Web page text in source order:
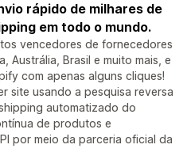
rápido de milhares de
em todo o mundo.
vencedores de fornecedores
Austrália, Brasil e muito mais, e
com apenas alguns cliques!
site usando a pesquisa reversa
automatizado do
de produtos e
por meio da parceria oficial da